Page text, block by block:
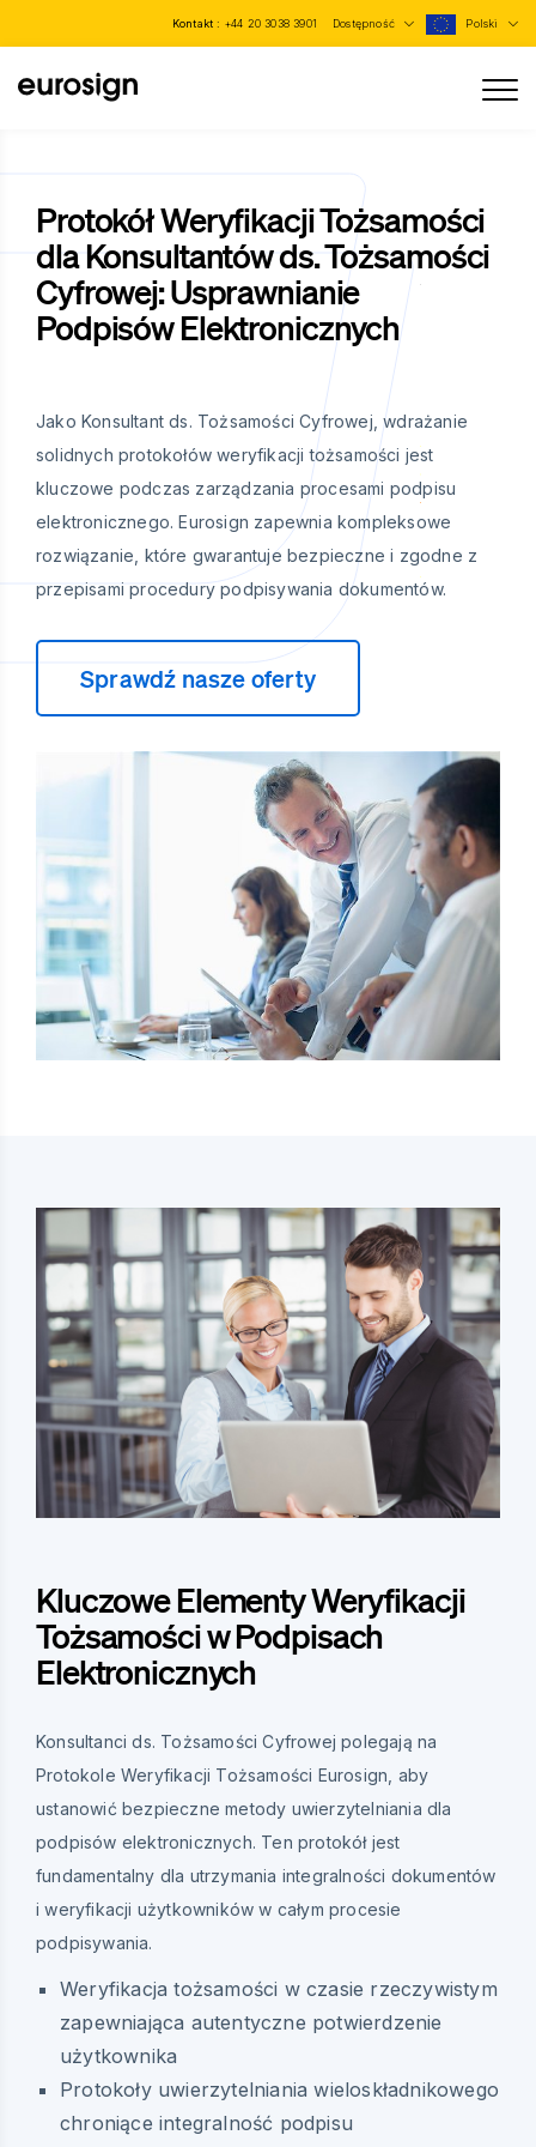
Kontakt : +44 20 3038 3901 Dostępność Polski
Protokół Weryfikacji Tożsamości
dla Konsultantów ds. Tożsamości
Cyfrowej: Usprawnianie
Podpisów Elektronicznych
Jako Konsultant ds. Tożsamości Cyfrowej, wdrażanie
solidnych protokołów weryfikacji tożsamości jest
kluczowe podczas zarządzania procesami podpisu
elektronicznego. Eurosign zapewnia kompleksowe
rozwiązanie, które gwarantuje bezpieczne i zgodne z
przepisami procedury podpisywania dokumentów.
Sprawdź nasze oferty
Kluczowe Elementy Weryfikacji
Tożsamości w Podpisach
Elektronicznych
Konsultanci ds. Tożsamości Cyfrowej polegają na
Protokole Weryfikacji Tożsamości Eurosign, aby
ustanowić bezpieczne metody uwierzytelniania dla
podpisów elektronicznych. Ten protokół jest
fundamentalny dla utrzymania integralności dokumentów
i weryfikacji użytkowników w całym procesie
podpisywania.
Weryfikacja tożsamości w czasie rzeczywistym
zapewniająca autentyczne potwierdzenie
użytkownika
Protokoły uwierzytelniania wieloskładnikowego
chroniące integralność podpisu